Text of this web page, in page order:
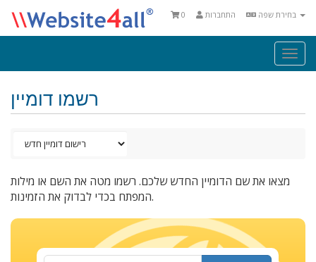
התחברות 0
רשמו דומיין
מצאו את שם הדומיין החדש שלכם. רשמו מטה את השם או מילות
המפתח בכדי לבדוק את הזמינות.